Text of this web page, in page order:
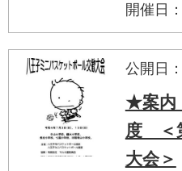
開催日
公開日
★案内
度 ＜
大会＞